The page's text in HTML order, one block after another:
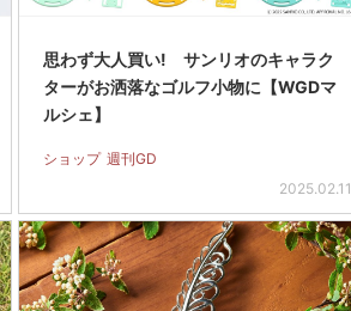
思わず大人買い! サンリオのキャラク
ターがお洒落なゴルフ小物に【WGDマ
ルシェ】
ショップ 週刊GD
2025.02.11